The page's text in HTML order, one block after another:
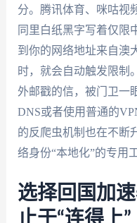
分。腾讯体育、咪咕视
同里白纸黑字写着仅限
到你的网络地址来自澳
时，就会自动触发限制
外邮戳的信，被门卫一
DNS或者使用普通的
的反爬虫机制也在不断
络身份“本地化”的专用
选择回国加
止于“连得上”